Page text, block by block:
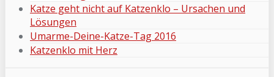
Katze geht nicht auf Katzenklo – Ursachen und
Lösungen
Umarme-Deine-Katze-Tag 2016
Katzenklo mit Herz